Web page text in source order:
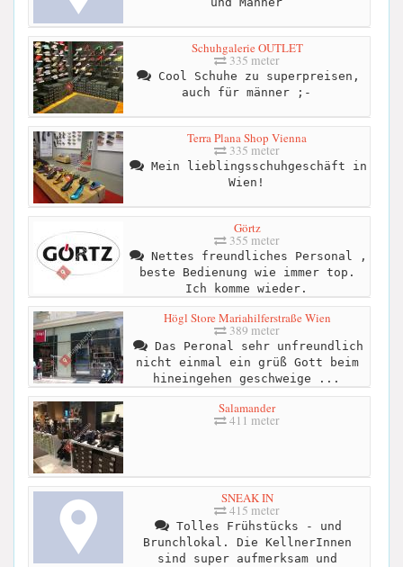
Schuhgalerie OUTLET
335 meter
Cool Schuhe zu superpreisen,
auch für männer ;-
Terra Plana Shop Vienna
335 meter
Mein lieblingsschuhgeschäft in
Wien!
Görtz
355 meter
Nettes freundliches Personal ,
beste Bedienung wie immer top.
Ich komme wieder.
Högl Store Mariahilferstraße Wien
389 meter
Das Peronal sehr unfreundlich
nicht einmal ein grüß Gott beim
hineingehen geschweige ...
Salamander
411 meter
SNEAK IN
415 meter
Tolles Frühstücks - und
Brunchlokal. Die KellnerInnen
sind super aufmerksam und